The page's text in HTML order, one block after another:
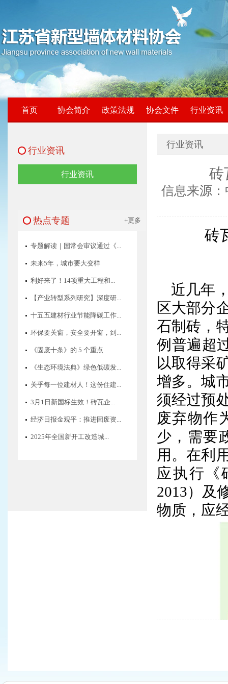
首页 协会简介 政策法规 协会文件 行业资讯
行业资讯
行业资讯
热点专题 +更多
专题解读｜国常会审议通过《...
未来5年，城市要大变样
利好来了！14项重大工程和...
【产业转型系列研究】深度研...
十五五建材行业节能降碳工作...
环保要关窗，安全要开窗，到...
《固废十条》的 5 个重点
《生态环境法典》绿色低碳发...
关乎每一位建材人！这份住建...
3月1日新国标生效！砖瓦企...
经济日报金观平：推进固废资...
2025年全国新开工改造城...
行业资讯
砖
信息来源
砖
近几年
区大部分
石制砖，
例普遍超
以取得采
增多。城
须经过预
废弃物作
少，需要
用。在利
应执行《
2013）及
物质，应